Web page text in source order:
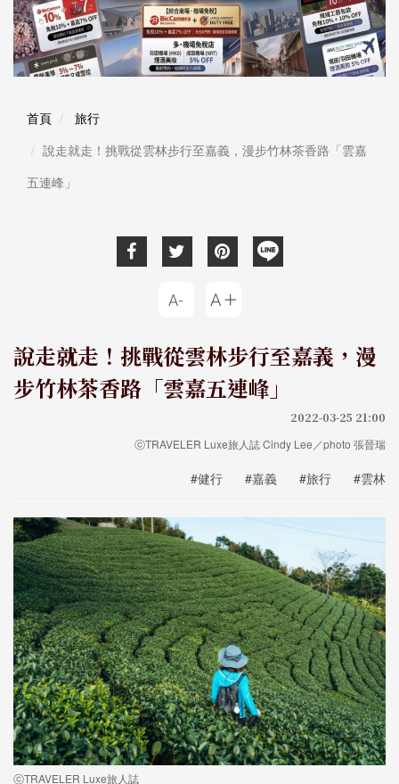
首頁
旅行
說走就走！挑戰從雲林步行至嘉義，漫步竹林茶香路「雲嘉
五連峰」
說走就走！挑戰從雲林步行至嘉義，漫
步竹林茶香路「雲嘉五連峰」
2022-03-25 21:00
ⓒTRAVELER Luxe旅人誌 Cindy Lee／photo 張晉瑞
#健行 #嘉義 #旅行 #雲林
ⓒTRAVELER Luxe旅人誌